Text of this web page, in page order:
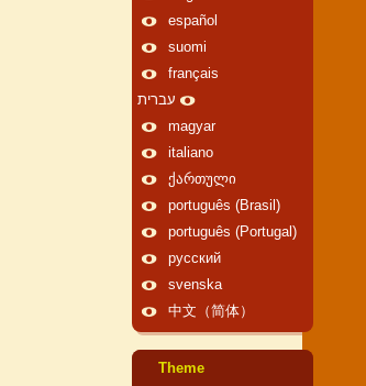
español
suomi
français
עברית
magyar
italiano
ქართული
português (Brasil)
português (Portugal)
русский
svenska
中文（简体）
Theme